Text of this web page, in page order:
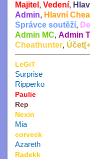
Majitel , Vedení,
Admin, Hlavní
Správce soutěží,
Admin MC, Admin
Cheathunter,
LeGiT
Surprise
Ripperko
Paulie
Rep
Nexin
Mia
corveck
Azareth
Radekk